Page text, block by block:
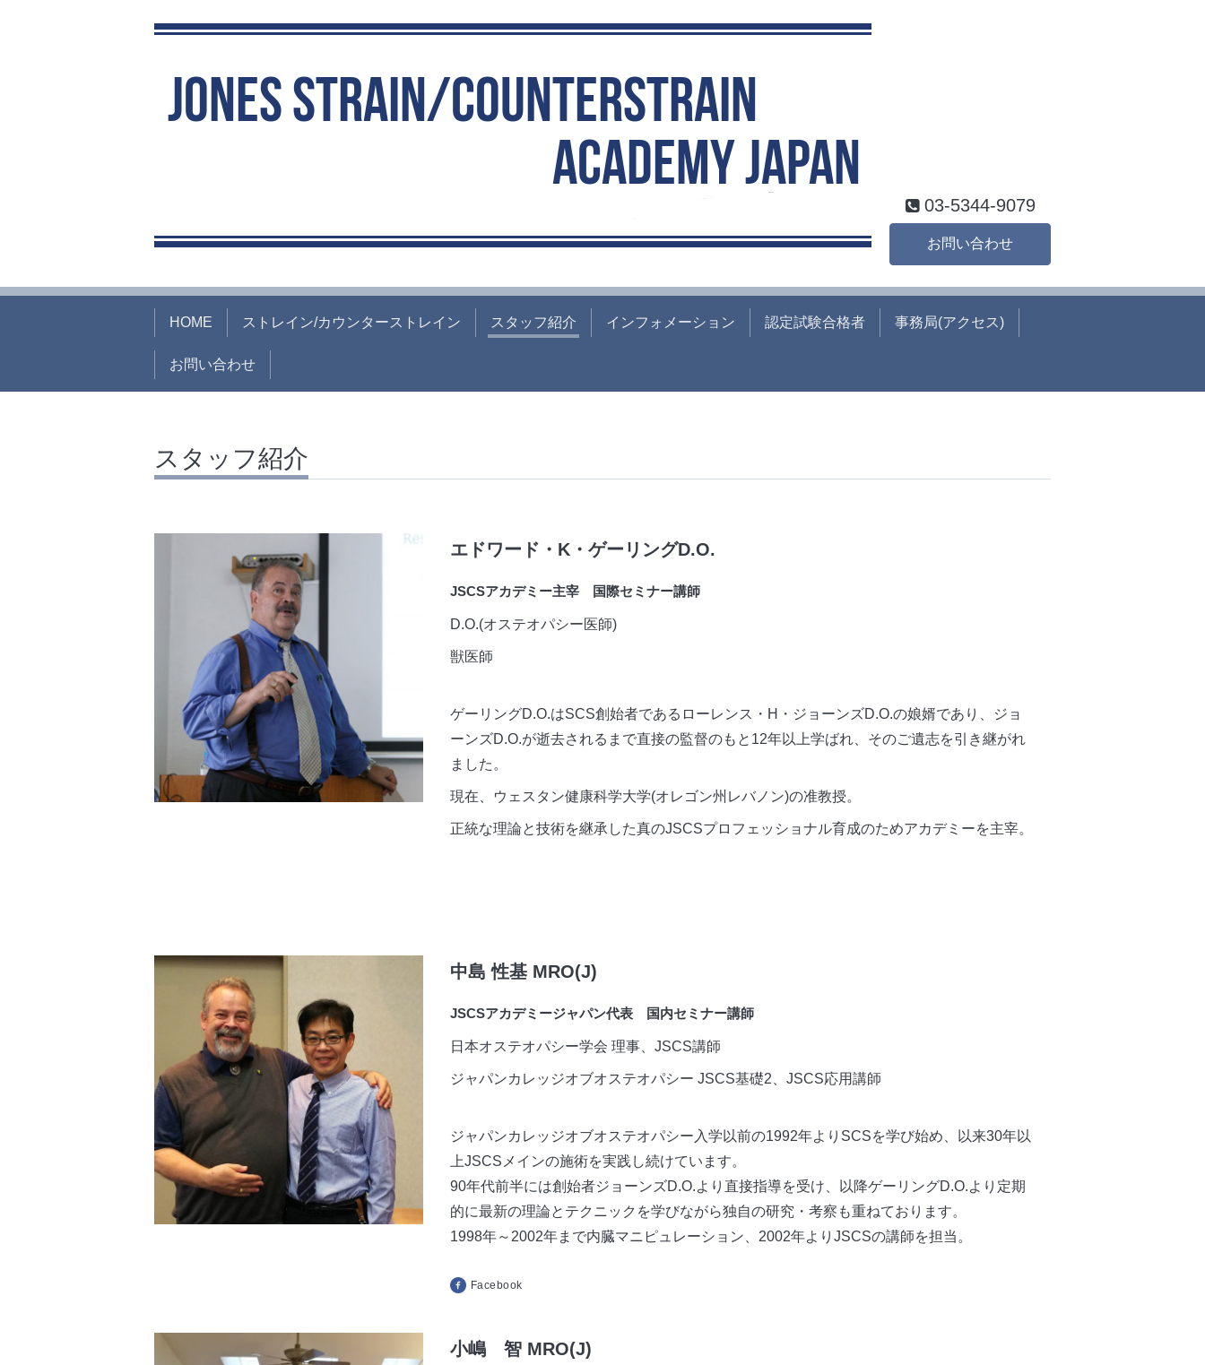
03-5344-9079
お問い合わせ
HOME ストレイン/カウンターストレイン スタッフ紹介 インフォメーション 認定試験合格者 事務局(アクセス)
お問い合わせ
スタッフ紹介
エドワード・K・ゲーリングD.O.
JSCSアカデミー主宰 国際セミナー講師
D.O.(オステオパシー医師)
獣医師
ゲーリングD.O.はSCS創始者であるローレンス・H・ジョーンズD.O.の娘婿であり、ジョ
ーンズD.O.が逝去されるまで直接の監督のもと12年以上学ばれ、そのご遺志を引き継がれ
ました。
現在、 ウェスタン健康科学大学(オレゴン州レバノン)の准教授。
正統な理論と技術を継承した真のJSCSプロフェッショナル育成のためアカデミーを主宰。
中島 性基 MRO(J)
JSCSアカデミージャパン代表 国内セミナー講師
日本オステオパシー学会 理事、JSCS講師
ジャパンカレッジオブオステオパシー JSCS基礎2、JSCS応用講師
ジャパンカレッジオブオステオパシー入学以前の1992年よりSCSを学び始め、以来30年以
上JSCSメインの施術を実践し続けています。
90年代前半には創始者ジョーンズD.O.より直接指導を受け、以降ゲーリングD.O.より定期
的に最新の理論とテクニックを学びながら独自の研究・考察も重ねております。
1998年～2002年まで内臓マニピュレーション、2002年よりJSCSの講師を担当。
Facebook
小嶋 智 MRO(J)